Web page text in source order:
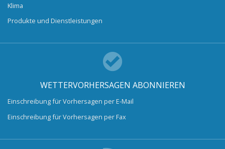
Klima
Produkte und Dienstleistungen
WETTERVORHERSAGEN ABONNIEREN
Einschreibung für Vorhersagen per E-Mail
Einschreibung für Vorhersagen per Fax